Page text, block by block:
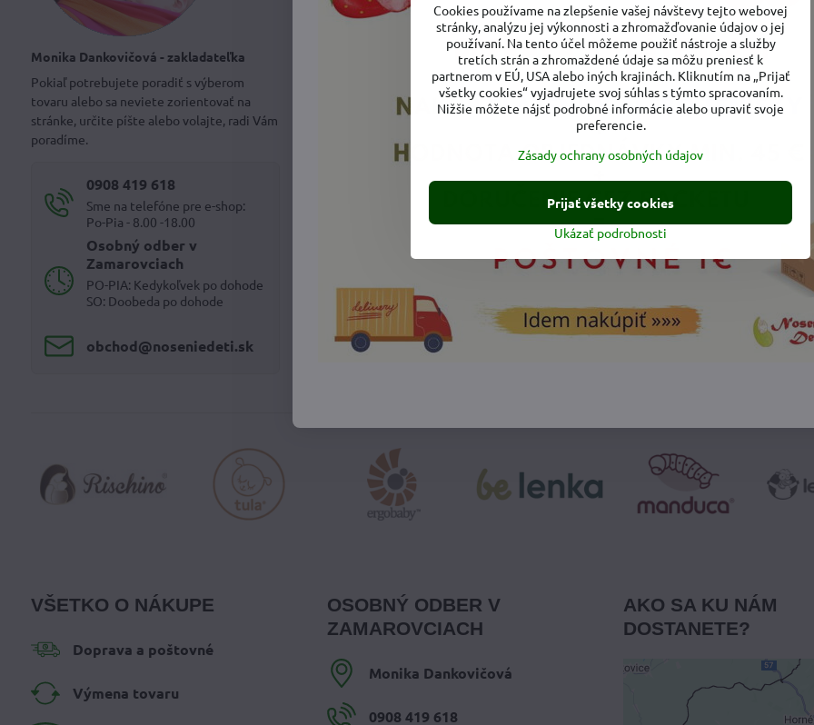
Monika Dankovičová - zakladateľka
Pokiaľ potrebujete poradiť s výberom
tovaru alebo sa neviete zorientovať na
stránke, určite píšte alebo volajte, radi Vám
poradíme.
0908 419 618
Sme na telefóne pre e-shop:
Po-Pia - 8.00 -18.00
Osobný odber v
Zamarovciach
PO-PIA: Kedykoľvek po dohode
SO: Doobeda po dohode
obchod​@noseniedeti​.sk
VŠETKO O NÁKUPE
Doprava a poštovné
Výmena tovaru
OSOBNÝ ODBER V
ZAMAROVCIACH
Monika Dankovičová
0908 419 618
AKO SA KU NÁM
DOSTANETE?
Cookies používame na zlepšenie vašej návštevy tejto webovej
stránky, analýzu jej výkonnosti a zhromažďovanie údajov o jej
používaní. Na tento účel môžeme použiť nástroje a služby
tretích strán a zhromaždené údaje sa môžu preniesť k
partnerom v EÚ, USA alebo iných krajinách. Kliknutím na „Prijať
všetky cookies“ vyjadrujete svoj súhlas s týmto spracovaním.
Nižšie môžete nájsť podrobné informácie alebo upraviť svoje
preferencie.
Zásady ochrany osobných údajov
Ukázať podrobnosti
Prijať všetky cookies